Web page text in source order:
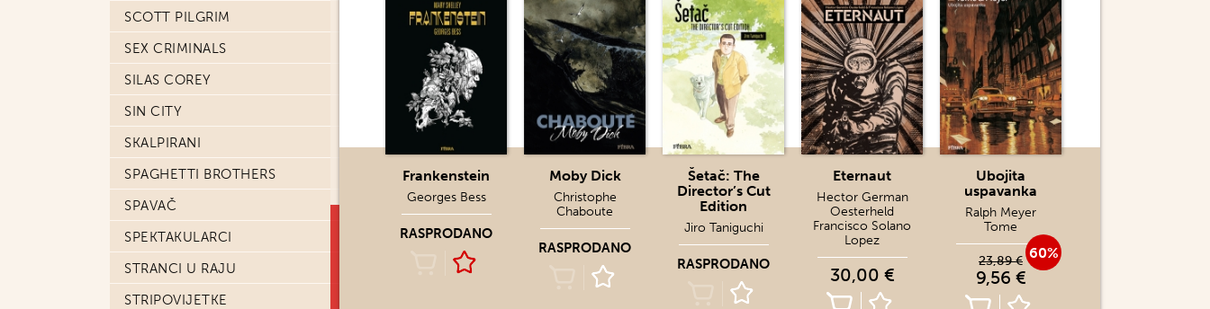
SCOTT PILGRIM
SEX CRIMINALS
SILAS COREY
SIN CITY
SKALPIRANI
SPAGHETTI BROTHERS
SPAVAČ
SPEKTAKULARCI
STRANCI U RAJU
STRIPOVIJETKE
Frankenstein
Georges Bess
RASPRODANO
Moby Dick
Christophe
Chaboute
RASPRODANO
Šetač: The
Director’s Cut
Edition
Jiro Taniguchi
RASPRODANO
Eternaut
Hector German
Oesterheld
Francisco Solano
Lopez
30,00 €
Ubojita
uspavanka
Ralph Meyer
Tome
60%
23,89 €
9,56 €